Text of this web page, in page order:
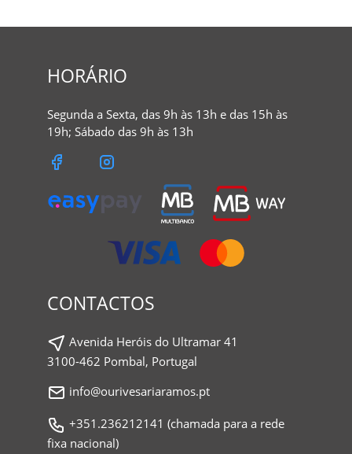
HORÁRIO
Segunda a Sexta, das 9h às 13h e das 15h às
19h; Sábado das 9h às 13h
CONTACTOS
Avenida Heróis do Ultramar 41
3100-462 Pombal, Portugal
info@ourivesariaramos.pt
+351.236212141 (chamada para a rede
fixa nacional)